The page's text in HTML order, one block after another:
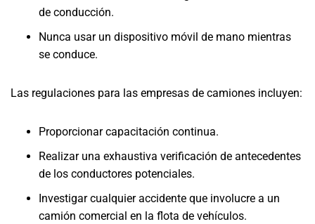
de conducción.
Nunca usar un dispositivo móvil de mano mientras
se conduce.
Las regulaciones para las empresas de camiones incluyen:
Proporcionar capacitación continua.
Realizar una exhaustiva verificación de antecedentes
de los conductores potenciales.
Investigar cualquier accidente que involucre a un
camión comercial en la flota de vehículos.